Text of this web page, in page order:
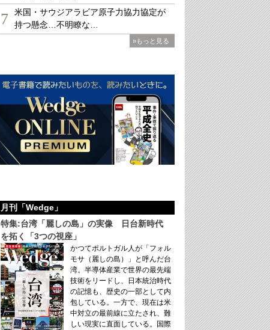
7
米国・サウジアラビア原子力協力協定が
持つ懸念…不明瞭な…
»もっと見る
月刊「Wedge」
特集:台湾「麗しの島」の実像 日台新時代
を拓く「3つの視座」
かつてポルトガル人が「フォル
モサ（麗しの島）」と呼んだ台
湾。半導体産業で世界の最先端
技術をリードし、日本統治時代
の記憶も、歴史の一部として内
包している。一方で、現在は米
中対立の最前線に立たされ、難
しい現実に直面している。国際